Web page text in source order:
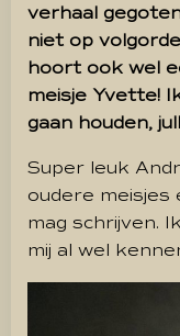
verhaal
niet op
hoort ook wel
meisje Yvette!
gaan houden,
Super leuk
oudere meisjes
mag schrijven.
mij al wel